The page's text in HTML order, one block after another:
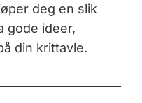
deg en slik
gode ideer,
din krittavle.